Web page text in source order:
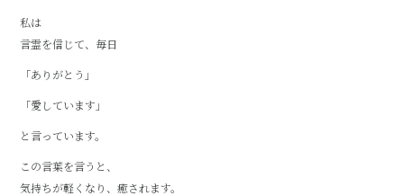
私は
言霊を信じて、毎日
「ありがとう」
「愛しています」
と言っています。
この言葉を言うと、
気持ちが軽くなり、癒されます。